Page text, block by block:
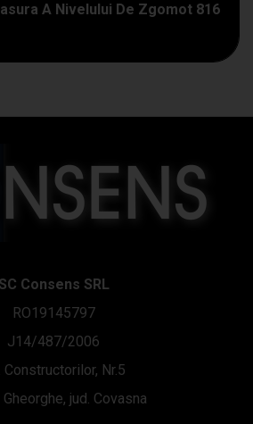
A Nivelului De Zgomot 816
SC Consens SRL
RO19145797
J14/487/2006
Constructorilor, Nr.5
jud. Covasna